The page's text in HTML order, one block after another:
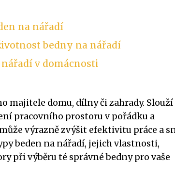
na nářadí
bedny na nářadí
v domácnosti
majitele domu, dílny či zahrady. Slouží
pracovního prostoru v pořádku a
výrazně zvýšit efektivitu práce a
beden na nářadí, jejich vlastnosti,
při výběru té správné bedny pro vaše